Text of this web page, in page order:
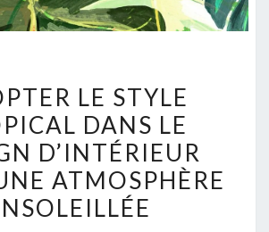
LE
STYLE
TROPICAL
DANS
LE
DESIGN
LE STYLE
DANS LE
D’INTÉRIEUR
ATMOSPHÈRE